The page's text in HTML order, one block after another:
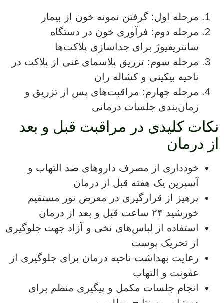
مرحله اول: گرفتن نمونه خون از بیمار
مرحله دوم: فرآوری خون در دستگاه
سانتریفیوژ برای جداسازی پلاکت‌ها
مرحله سوم: تزریق پلاسمای غنی از پلاکت در
ناحیه بیکینی و کشاله ران
مرحله چهارم: مراقبت‌های پس از تزریق و
زمان‌بندی جلسات درمانی
نکات کلیدی در مراقبت قبل و بعد
از درمان
خودداری از مصرف داروهای ضد التهاب و
آسپرین یک هفته قبل از درمان
پرهیز از قرارگیری در معرض نور مستقیم
خورشید ۲۴ ساعت قبل و بعد از درمان
استفاده از لباس‌های نخی و آزاد جهت جلوگیری
از تحریک پوست
رعایت بهداشت ناحیه درمان برای جلوگیری از
عفونت و التهاب
انجام جلسات مکمل و پیگیری منظم برای